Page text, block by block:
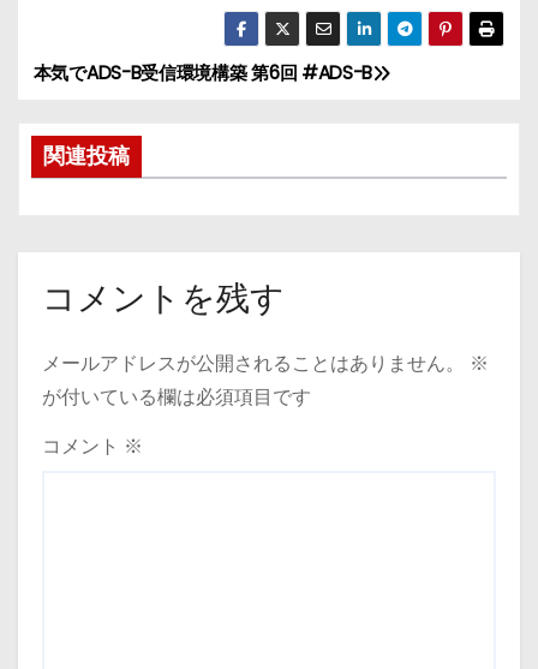
投
稿
ナ
ゲ
シ
ョ
本気でADS-B受信環境構築 第6回 #ADS-B
関連投稿
コメントを残す
メールアドレスが公開されることはありません。
※
が付いている欄は必須項目です
コメント ※